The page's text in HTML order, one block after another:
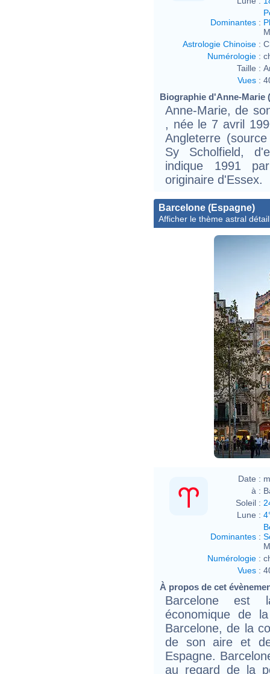
Dominantes :
Astrologie Chinoise :
Numérologie :
Taille :
Vues :
Biographie d'Anne-Marie
Anne-Marie, de
, née le 7 avril
Angleterre
Sy Scholfield,
indique 1991
originaire d'Essex.
Barcelone (Espagne)
Afficher le thème astral
Date :
à :
Soleil :
Lune :
Dominantes :
Numérologie :
Vues :
À propos de cet
Barcelone est
économique de
Barcelone, de la
de son aire et
Espagne.
au regard de la